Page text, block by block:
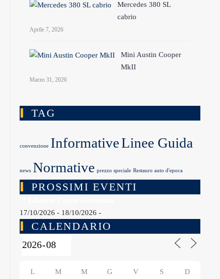
Mercedes 380 SL
cabrio
Aprile 7, 2026
Mini Austin Cooper
MkII
Marzo 31, 2026
TAG
convenzione InformativeLinee Guida
news Normative prezzo speciale Restauro auto d'epoca
PROSSIMI EVENTI
17/10/2026 - 18/10/2026 -
CALENDARIO
L M M G V S D